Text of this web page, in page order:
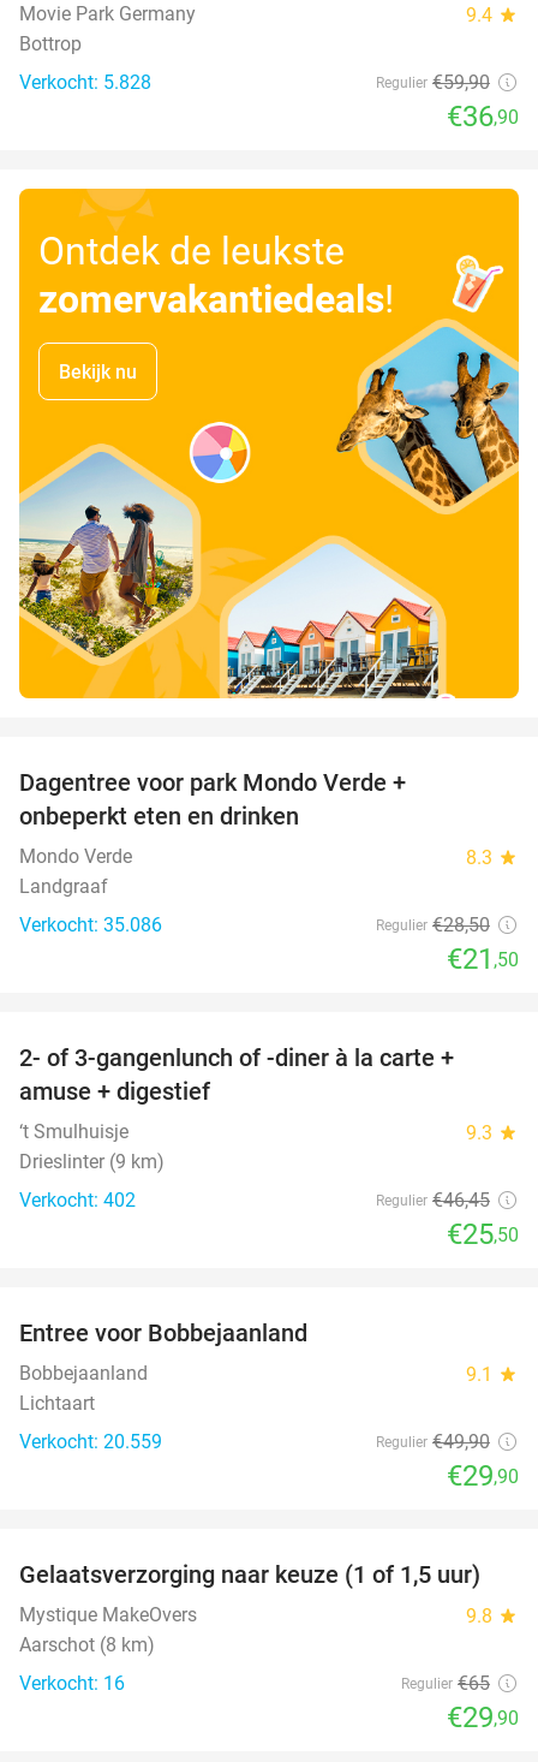
Movie Park Germany 9.4 star
Bottrop
Verkocht: 5.828
Regulier €59,90
€36,90
Ontdek de leukste
zomervakantiedeals!
Bekijk nu
Dagentree voor park Mondo Verde +
onbeperkt eten en drinken
Mondo Verde 8.3 star
Landgraaf
Verkocht: 35.086
Regulier €28,50
€21 ,50
2- of 3-gangenlunch of -diner à la carte +
amuse + digestief
‘t Smulhuisje 9.3 star
Drieslinter (9 km)
Verkocht: 402
Regulier €46,45
€25,50
Entree voor Bobbejaanland
Bobbejaanland 9.1 star
Lichtaart
Verkocht: 20.559
Regulier €49,90
€29,90
54%
Gelaatsverzorging naar keuze (1 of 1,5 uur)
Mystique MakeOvers 9.8 star
Aarschot (8 km)
Verkocht: 16
Regulier €65
€29,90